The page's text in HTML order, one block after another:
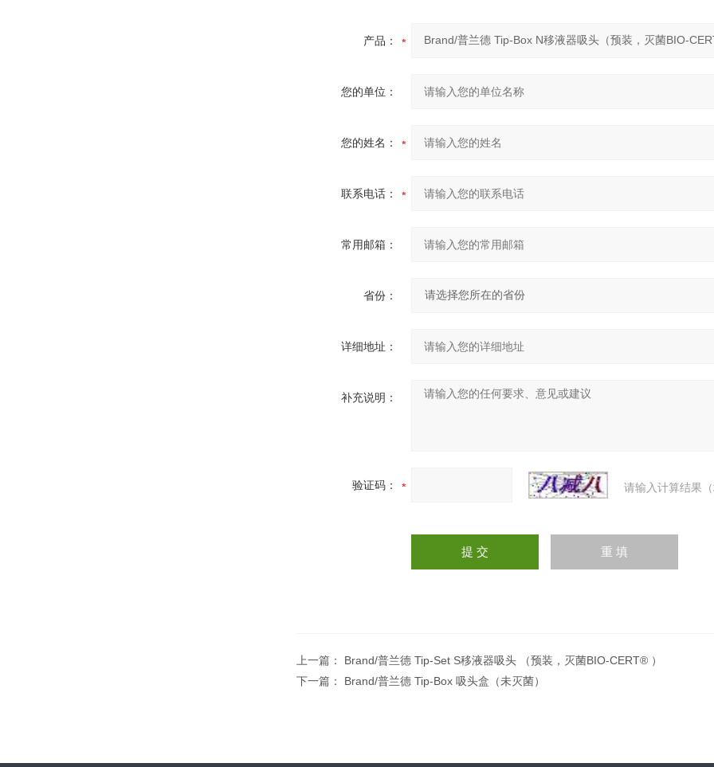
产品：
您的单位：
您的姓名：
联系电话：
常用邮箱：
省份：
详细地址：
补充说明：
验证码： 请输入计算结果
上一篇： Brand/普兰德 Tip-Set S移液器吸头 （预装，灭菌BIO-CERT® ）
下一篇： Brand/普兰德 Tip-Box 吸头盒（未灭菌）